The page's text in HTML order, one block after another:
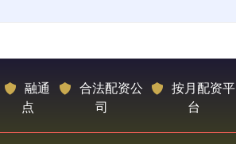
融通
点
合法配资公
司
按月配资平
台